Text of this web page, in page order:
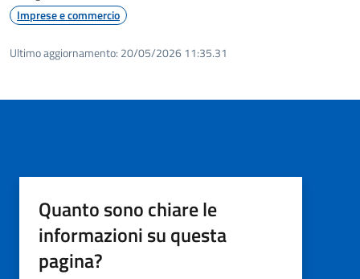
Imprese e commercio
Ultimo aggiornamento: 20/05/2026 11:35.31
Quanto sono chiare le
informazioni su questa
pagina?